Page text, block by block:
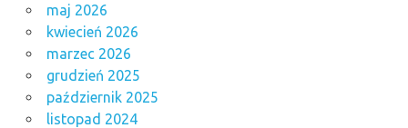
maj 2026
kwiecień 2026
marzec 2026
grudzień 2025
październik 2025
listopad 2024